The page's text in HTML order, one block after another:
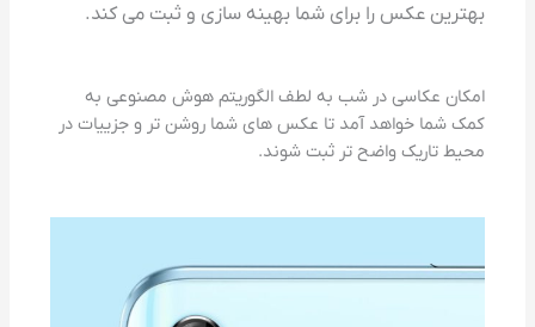
بهترین عکس را برای شما بهینه سازی و ثبت می کند.
امکان عکاسی در شب به لطف الگوریتم هوش مصنوعی به
کمک شما خواهد آمد تا عکس های شما روشن تر و جزییات در
محیط تاریک واضح تر ثبت شوند.